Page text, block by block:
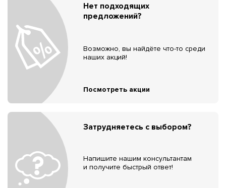
Нет подходящих
предложений?
Возможно, вы найдёте что-то среди
наших акций!
Посмотреть акции
Затрудняетесь с выбором?
Напишите нашим консультантам
и получите быстрый ответ!